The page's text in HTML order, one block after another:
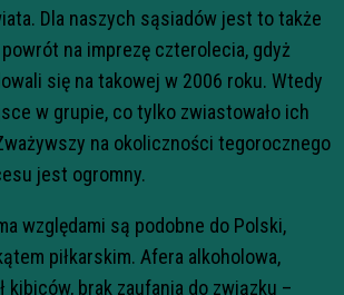
Dla naszych sąsiadów jest to także
na imprezę czterolecia, gdyż
się na takowej w 2006 roku. Wtedy
w grupie, co tylko zwiastowało ich
na okoliczności tegorocznego
jest ogromny.
względami są podobne do Polski,
piłkarskim. Afera alkoholowa,
kibiców, brak zaufania do związku –